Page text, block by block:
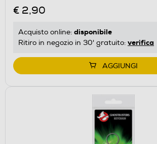
€ 2,90
Acquisto online: disponibile
Ritiro in negozio in 30' gratuito: verifica
AGGIUNGI